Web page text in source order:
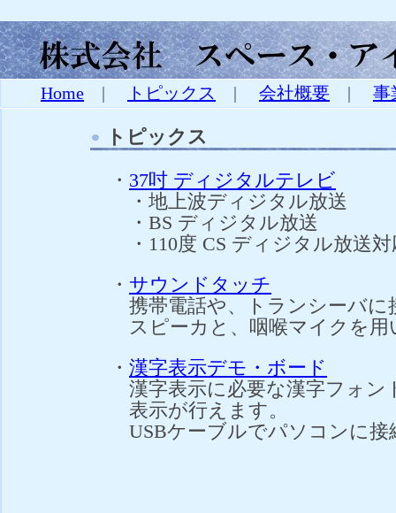
Home | トピックス | 会社概要 | 事
トピックス
・ 37吋 ディジタルテレビ
・地上波ディジタル放送
・BS ディジタル放送
・110度 CS ディジタル放送対
・ サウンドタッチ
携帯電話や、トランシーバに
スピーカと、咽喉マイクを用
・ 漢字表示デモ・ボード
漢字表示に必要な漢字フォン
表示が行えます。
USBケーブルでパソコンに接